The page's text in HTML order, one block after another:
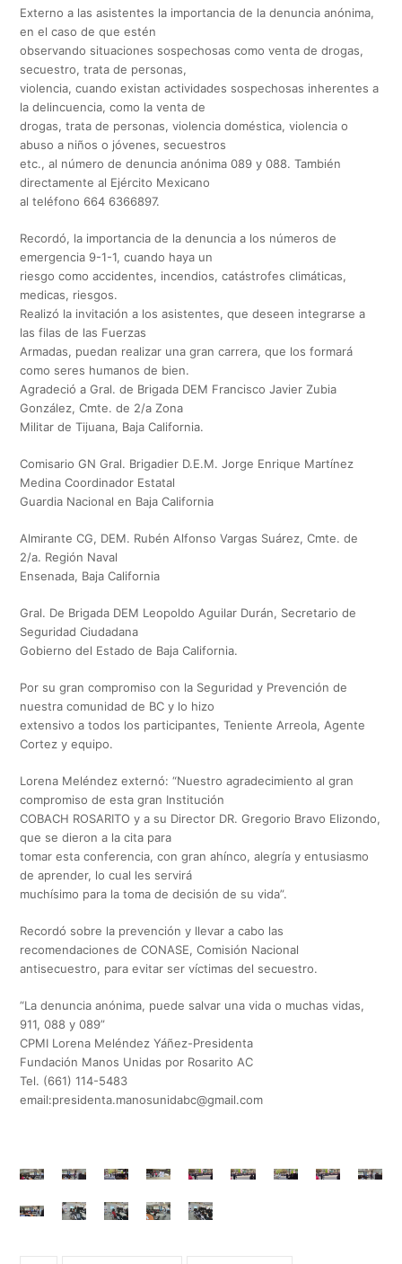
Externo a las asistentes la importancia de la denuncia anónima,
en el caso de que estén
observando situaciones sospechosas como venta de drogas,
secuestro, trata de personas,
violencia, cuando existan actividades sospechosas inherentes a
la delincuencia, como la venta de
drogas, trata de personas, violencia doméstica, violencia o
abuso a niños o jóvenes, secuestros
etc., al número de denuncia anónima 089 y 088. También
directamente al Ejército Mexicano
al teléfono 664 6366897.
Recordó, la importancia de la denuncia a los números de
emergencia 9-1-1, cuando haya un
riesgo como accidentes, incendios, catástrofes climáticas,
medicas, riesgos.
Realizó la invitación a los asistentes, que deseen integrarse a
las filas de las Fuerzas
Armadas, puedan realizar una gran carrera, que los formará
como seres humanos de bien.
Agradeció a Gral. de Brigada DEM Francisco Javier Zubia
González, Cmte. de 2/a Zona
Militar de Tijuana, Baja California.
Comisario GN Gral. Brigadier D.E.M. Jorge Enrique Martínez
Medina Coordinador Estatal
Guardia Nacional en Baja California
Almirante CG, DEM. Rubén Alfonso Vargas Suárez, Cmte. de
2/a. Región Naval
Ensenada, Baja California
Gral. De Brigada DEM Leopoldo Aguilar Durán, Secretario de
Seguridad Ciudadana
Gobierno del Estado de Baja California.
Por su gran compromiso con la Seguridad y Prevención de
nuestra comunidad de BC y lo hizo
extensivo a todos los participantes, Teniente Arreola, Agente
Cortez y equipo.
Lorena Meléndez externó: “Nuestro agradecimiento al gran
compromiso de esta gran Institución
COBACH ROSARITO y a su Director DR. Gregorio Bravo Elizondo,
que se dieron a la cita para
tomar esta conferencia, con gran ahínco, alegría y entusiasmo
de aprender, lo cual les servirá
muchísimo para la toma de decisión de su vida”.
Recordó sobre la prevención y llevar a cabo las
recomendaciones de CONASE, Comisión Nacional
antisecuestro, para evitar ser víctimas del secuestro.
“La denuncia anónima, puede salvar una vida o muchas vidas,
911, 088 y 089”
CPMI Lorena Meléndez Yáñez-Presidenta
Fundación Manos Unidas por Rosarito AC
Tel. (661) 114-5483
email:presidenta.manosunidabc@gmail.com